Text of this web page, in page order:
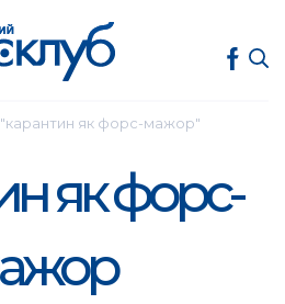
як форс-мажор"
як форс-